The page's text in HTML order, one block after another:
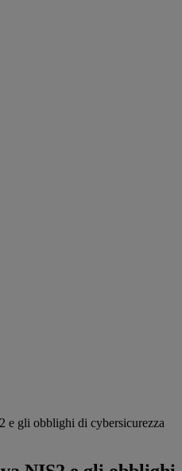
e gli obblighi di cybersicurezza